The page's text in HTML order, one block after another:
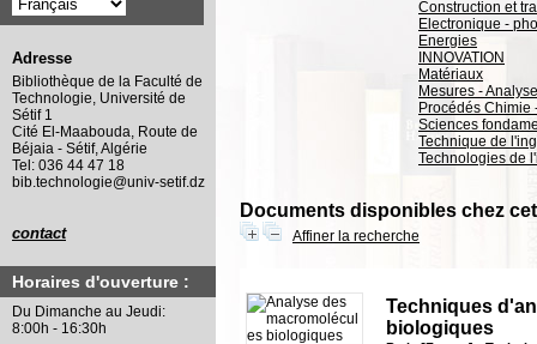
Construction et
Electronique -
Energies
INNOVATION
Matériaux
Mesures -
Procédés Chimie
Sciences
Technique de
Technologies de
Documents disponibles chez
Affiner la recherche
Techniques
biologiques
Adresse
Bibliothèque de la Faculté de
Technologie, Université de
Sétif 1
Cité El-Maabouda, Route de
Béjaia - Sétif, Algérie
Tel: 036 44 47 18
bib.technologie@univ-setif.dz
contact
Horaires d'ouverture :
Du Dimanche au Jeudi:
8:00h - 16:30h